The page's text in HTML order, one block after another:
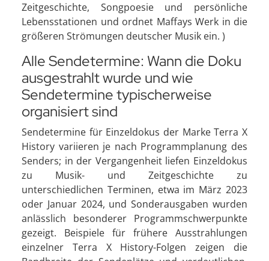
Zeitgeschichte, Songpoesie und persönliche
Lebensstationen und ordnet Maffays Werk in die
größeren Strömungen deutscher Musik ein. )
Alle Sendetermine: Wann die Doku
ausgestrahlt wurde und wie
Sendetermine typischerweise
organisiert sind
Sendetermine für Einzeldokus der Marke Terra X
History variieren je nach Programmplanung des
Senders; in der Vergangenheit liefen Einzeldokus
zu Musik- und Zeitgeschichte zu
unterschiedlichen Terminen, etwa im März 2023
oder Januar 2024, und Sonderausgaben wurden
anlässlich besonderer Programmschwerpunkte
gezeigt. Beispiele für frühere Ausstrahlungen
einzelner Terra X History-Folgen zeigen die